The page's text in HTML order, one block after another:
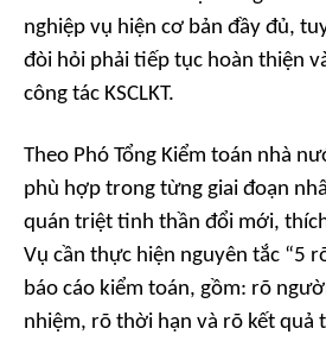
nghiệp vụ hiện cơ bản đầy đủ,
đòi hỏi phải tiếp tục hoàn thiện
công tác KSCLKT.
Theo Phó Tổng Kiểm toán nhà
phù hợp trong từng giai đoạn
quán triệt tinh thần đổi mới,
Vụ cần thực hiện nguyên tắc “5
báo cáo kiểm toán, gồm: rõ
nhiệm, rõ thời hạn và rõ kết quả